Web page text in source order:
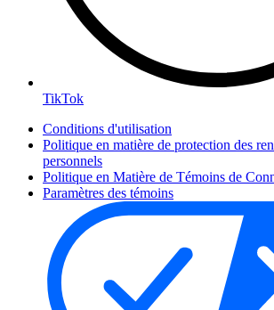
TikTok
Conditions d'utilisation
Politique en matière de protection des
personnels
Politique en Matière de Témoins de
Paramètres des témoins